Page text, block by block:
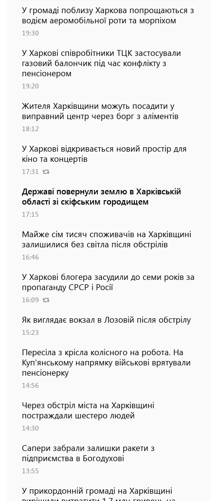
У громаді поблизу Харкова попрощаються з
водієм аеромобільної роти та морпіхом
19:30
У Харкові співробітники ТЦК застосували
газовий балончик під час конфлікту з
пенсіонером
19:20
Жителя Харківщини можуть посадити у
виправний центр через борг з аліментів
18:12
У Харкові відкривається новий простір для
кіно та концертів
17:31
Державі повернули землю в Харківській
області зі скіфським городищем
17:15
Майже сім тисяч споживачів на Харківщині
залишилися без світла після обстрілів
16:46
У Харкові блогера засудили до семи років за
пропаганду СРСР і Росії
16:09
Як виглядає вокзал в Лозовій після обстрілу
15:23
Пересіла з крісла колісного на робота. На
Куп'янському напрямку військові врятували
пенсіонерку
14:56
Через обстріл міста на Харківщині
постраждали шестеро людей
14:30
Сапери забрали залишки ракети з
підприємства в Богодухові
13:55
У прикордонній громаді на Харківщині